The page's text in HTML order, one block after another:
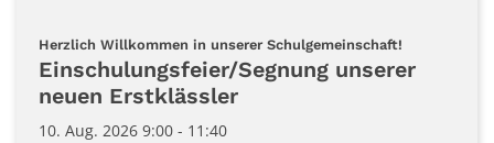
Herzlich Willkommen in unserer Schulgemeinschaft!
Einschulungsfeier/Segnung unserer
neuen Erstklässler
10. Aug. 2026 9:00 - 11:40